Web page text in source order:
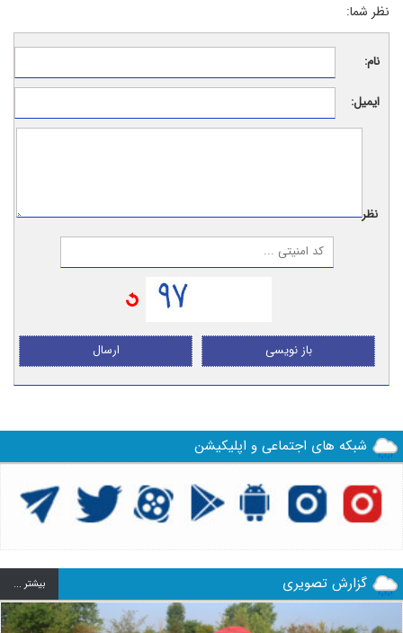
نظر شما:
نام:
ایمیل:
نظر:
ارسال باز نویسی
شبکه های اجتماعی و اپلیکیشن
گزارش تصویری بيشتر ...